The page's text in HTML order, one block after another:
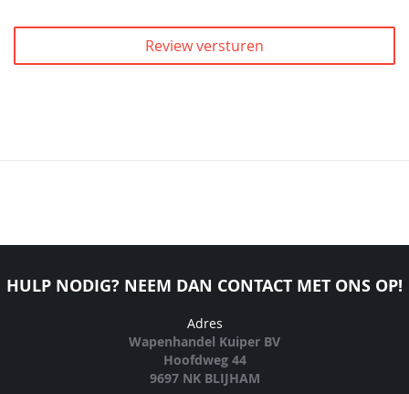
Review versturen
HULP NODIG? NEEM DAN CONTACT MET ONS OP!
Adres
Wapenhandel Kuiper BV
Hoofdweg 44
9697 NK BLIJHAM